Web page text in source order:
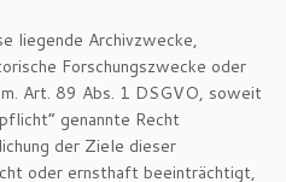
liegende Archivzwecke,
Forschungszwecke oder
Art. 89 Abs. 1 DSGVO, soweit
genannte Recht
der Ziele dieser
oder ernsthaft beeinträchtigt,